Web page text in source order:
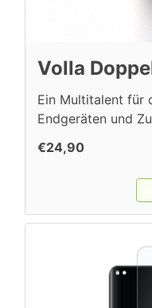
Volla
Ein Multitalent für
Endgeräten und
€24,90